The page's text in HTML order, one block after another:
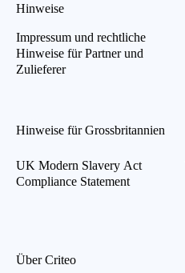
Hinweise
Impressum und rechtliche
Hinweise für Partner und
Zulieferer
Hinweise für Grossbritannien
UK Modern Slavery Act
Compliance Statement
Über Criteo